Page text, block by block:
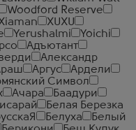
Woodford Reserve
XUXU
Yerushalmi
Yoichi
Адъютант
Александр
Аргус
Ардели
Символ
Ачара
Баадури
Белая Березка
Белуха
Белый